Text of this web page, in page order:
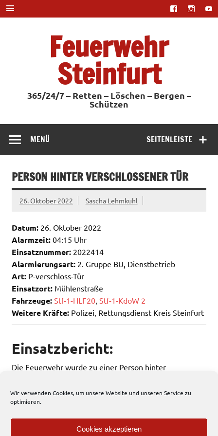
Wir verwenden Cookies, um unsere Website und unseren Service zu
optimieren.
Cookies akzeptieren
Zum
Inhalt
springen
Feuerwehr
Steinfurt
365/24/7 – Retten – Löschen – Bergen –
Schützen
SEITENLEISTE
MENÜ
PERSON HINTER VERSCHLOSSENER TÜR
26. Oktober 2022 Sascha Lehmkuhl
Datum: 26. Oktober 2022
Alarmzeit: 04:15 Uhr
Einsatznummer: 2022414
Alarmierungsart: 2. Gruppe BU, Dienstbetrieb
Art: P-verschloss-Tür
Einsatzort: Mühlenstraße
Fahrzeuge: Stf-1-HLF20 Stf-1-KdoW 2
Weitere Kräfte: Polizei, Rettungsdienst Kreis Steinfurt
Einsatzbericht:
Die Feuerwehr wurde zu einer Person hinter
202 total views